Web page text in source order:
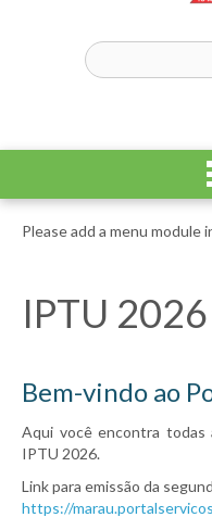
Please add a menu
IPTU 2026
Bem-vindo ao
Aqui você encontra todas
IPTU 2026.
Link para emissão da
https://